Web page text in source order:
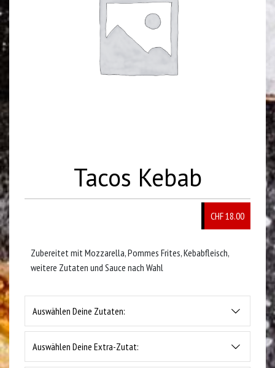
Tacos Kebab
CHF 18.00
Zubereitet mit Mozzarella, Pommes Frites, Kebabfleisch,
weitere Zutaten und Sauce nach Wahl
Auswählen Deine Zutaten:
Auswählen Deine Extra-Zutat: